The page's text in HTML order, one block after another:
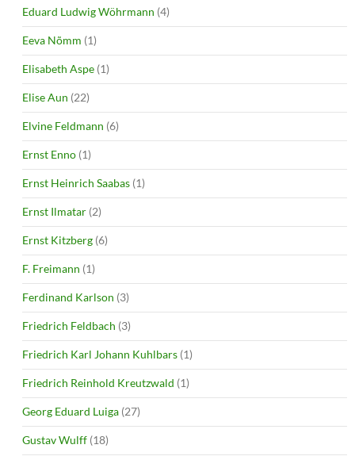
Eduard Ludwig Wöhrmann (4)
Eeva Nõmm (1)
Elisabeth Aspe (1)
Elise Aun (22)
Elvine Feldmann (6)
Ernst Enno (1)
Ernst Heinrich Saabas (1)
Ernst Ilmatar (2)
Ernst Kitzberg (6)
F. Freimann (1)
Ferdinand Karlson (3)
Friedrich Feldbach (3)
Friedrich Karl Johann Kuhlbars (1)
Friedrich Reinhold Kreutzwald (1)
Georg Eduard Luiga (27)
Gustav Wulff (18)